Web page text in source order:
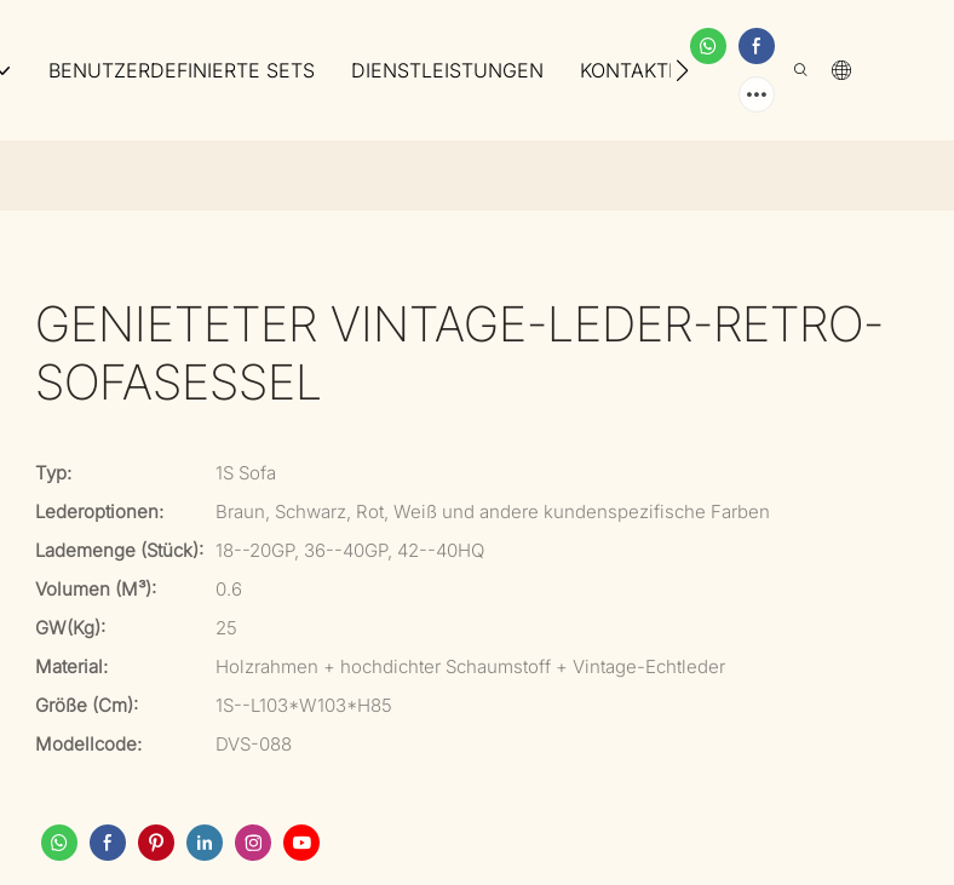
BENUTZERDEFINIERTE SETS DIENSTLEISTUNGEN KONTAKTIEREN SIE UNS ÜBER UNS
GENIETETER VINTAGE-LEDER-RETRO-
SOFASESSEL
Typ:
1S Sofa
Lederoptionen:
Braun, Schwarz, Rot, Weiß und andere kundenspezifische Farben
Lademenge (Stück): 18--20GP, 36--40GP, 42--40HQ
Volumen (m³):
0.6
GW(kg):
25
Material:
Holzrahmen + hochdichter Schaumstoff + Vintage-Echtleder
Größe (cm):
1S--L103*W103*H85
Modellcode:
DVS-088